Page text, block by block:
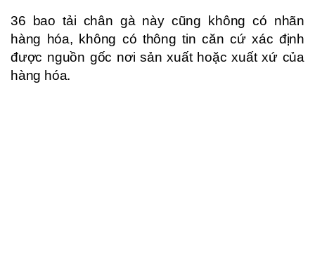
36 bao tải chân gà này cũng không có nhãn
hàng hóa, không có thông tin căn cứ xác định
được nguồn gốc nơi sản xuất hoặc xuất xứ của
hàng hóa.